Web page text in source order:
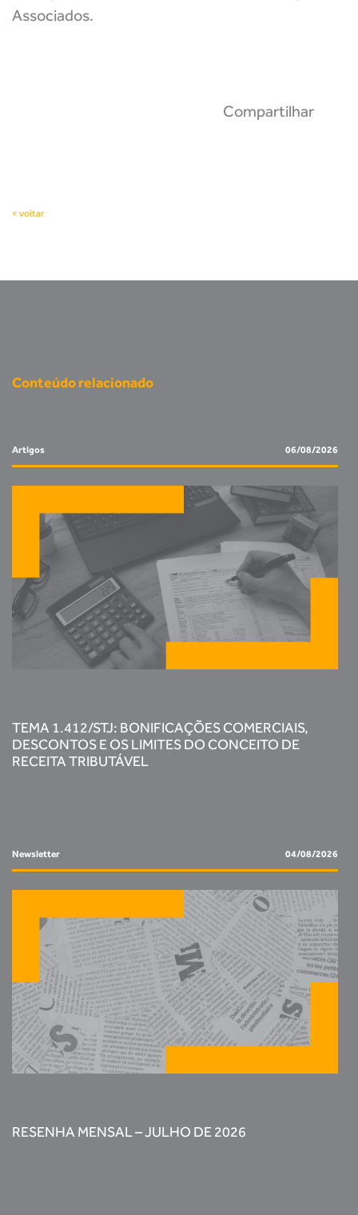
Associados.
Compartilhar
< voltar
Conteúdo relacionado
Artigos 06/08/2026
TEMA 1.412/STJ: BONIFICAÇÕES COMERCIAIS,
DESCONTOS E OS LIMITES DO CONCEITO DE
RECEITA TRIBUTÁVEL
Newsletter 04/08/2026
RESENHA MENSAL – JULHO DE 2026